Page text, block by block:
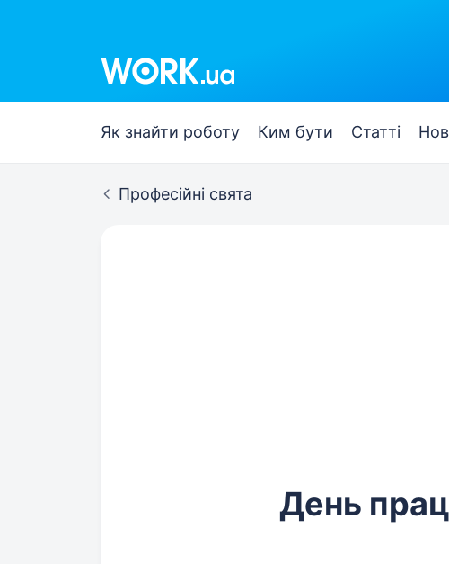
Як знайти роботу Ким бути Статті
Професійні свята
День